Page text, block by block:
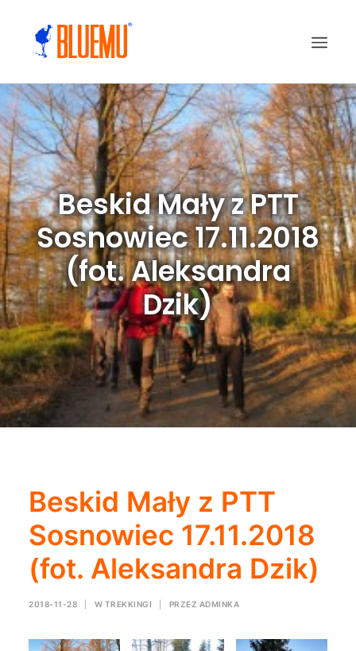
Beskid Mały z PTT
Sosnowiec 17.11.2018
(fot. Aleksandra
Dzik)
Beskid Mały z PTT
Sosnowiec 17.11.2018
(fot. Aleksandra Dzik)
2018-11-28 W TREKKINGI PRZEZ ADMINKA